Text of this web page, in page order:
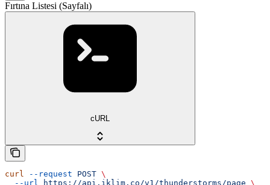
Fırtına Listesi (Sayfalı)
cURL
curl --request POST \
  --url
https://api.iklim.co/v1/thunderstorms/page \